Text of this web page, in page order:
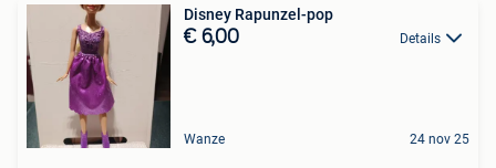
Disney Rapunzel-pop
€ 6,00 Details
Wanze 24 nov 25